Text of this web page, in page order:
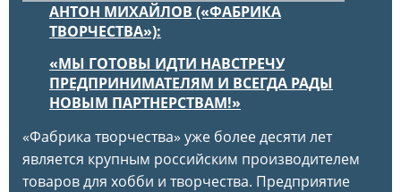
АНТОН МИХАЙЛОВ («ФАБРИКА
ТВОРЧЕСТВА»):
«МЫ ГОТОВЫ ИДТИ НАВСТРЕЧУ
ПРЕДПРИНИМАТЕЛЯМ И ВСЕГДА РАДЫ
НОВЫМ ПАРТНЕРСТВАМ!»
«Фабрика творчества» уже более десяти лет
является крупным российским производителем
товаров для хобби и творчества. Предприятие